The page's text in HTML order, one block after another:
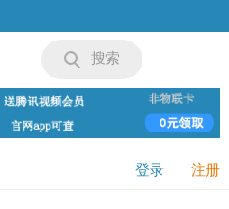
搜索
登录 注册